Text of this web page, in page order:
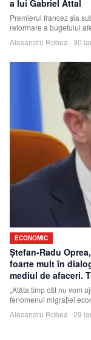
a lui Gabriel Attal
Premierul francez şia
reformare a bugetului
Alexandru Robea · 30
ECONOMIC
Ştefan-Radu
foarte mult în
mediul de afaceri.
„Atâta timp cât nu vom
fenomenul migraţiei
Alexandru Robea · 29